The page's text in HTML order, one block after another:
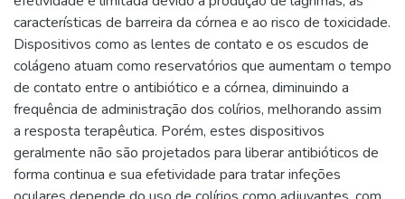
características de barreira da córnea e ao risco de toxicidade.
Dispositivos como as lentes de contato e os escudos de
colágeno atuam como reservatórios que aumentam o tempo
de contato entre o antibiótico e a córnea, diminuindo a
frequência de administração dos colírios, melhorando assim
a resposta terapêutica. Porém, estes dispositivos
geralmente não são projetados para liberar antibióticos de
forma continua e sua efetividade para tratar infeções